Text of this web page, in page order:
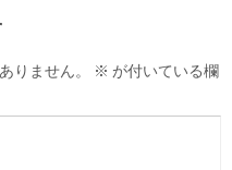
りません。 ※ が付いている欄